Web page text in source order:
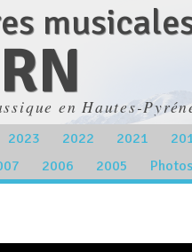
en Hautes-
2023 2022 2021
2006 2005 Photos